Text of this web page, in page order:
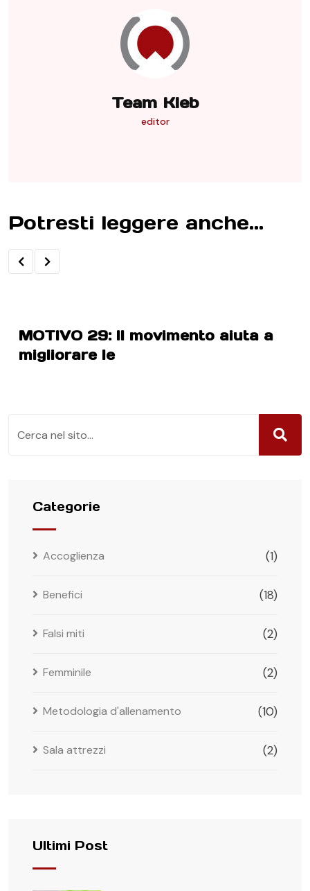
Team Kleb
editor
Potresti leggere anche...
MOTIVO 29: Il movimento aiuta a
migliorare le
Categorie
Accoglienza (1)
Benefici (18)
Falsi miti (2)
Femminile (2)
Metodologia d'allenamento (10)
Sala attrezzi (2)
Ultimi Post